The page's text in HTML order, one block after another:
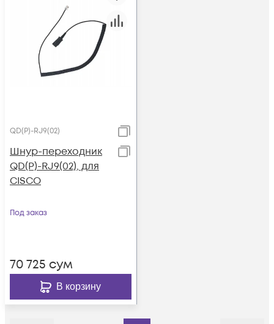
QD(P)-RJ9(02)
Шнур-переходник
QD(P)-RJ9(02), для
CISCO
Под заказ
70 725 сум
В корзину